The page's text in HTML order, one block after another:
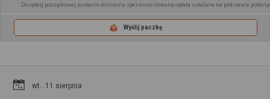
Do opłaty początkowej zostanie doliczona spersonalizowana opłata ustalana na podstawie
Wyślij paczkę
wt.. 11 sierpnia